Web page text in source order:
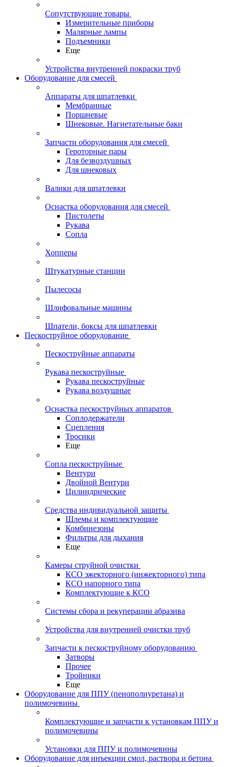
Сопутствующие товары
Измерительные приборы
Малярные лампы
Подъемники
Еще
Устройства внутренней покраски труб
Оборудование для смесей
Аппараты для шпатлевки
Мембранные
Поршневые
Шнековые. Нагнетательные баки
Запчасти оборудования для смесей
Героторные пары
Для безвоздушных
Для шнековых
Валики для шпатлевки
Оснастка оборудования для смесей
Пистолеты
Рукава
Сопла
Хопперы
Штукатурные станции
Пылесосы
Шлифовальные машины
Шпатели, боксы для шпатлевки
Пескоструйное оборудование
Пескоструйные аппараты
Рукава пескоструйные
Рукава пескоструйные
Рукава воздушные
Оснастка пескоструйных аппаратов
Соплодержатели
Сцепления
Тросики
Еще
Сопла пескоструйные
Вентури
Двойной Вентури
Цилиндрические
Средства индивидуальной защиты
Шлемы и комплектующие
Комбинезоны
Фильтры для дыхания
Еще
Камеры струйной очистки
КСО эжекторного (инжекторного) типа
КСО напорного типа
Комплектующие к КСО
Системы сбора и рекуперации абразива
Устройства для внутренней очистки труб
Запчасти к пескоструйному оборудованию
Затворы
Прочее
Тройники
Еще
Оборудование для ППУ (пенополиуретана) и
полимочевины
Комплектующие и запчасти к установкам ППУ и
полимочевины
Установки для ППУ и полимочевины
Оборудование для инъекции смол, раствора и бетона